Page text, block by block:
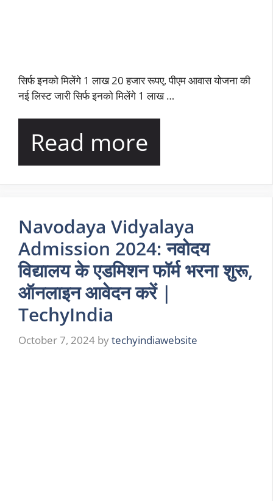
सिर्फ इनको मिलेंगे 1 लाख 20 हजार रूपए, पीएम आवास योजना की
नई लिस्ट जारी सिर्फ इनको मिलेंगे 1 लाख …
Read more
Navodaya Vidyalaya
Admission 2024: नवोदय
विद्यालय के एडमिशन फॉर्म भरना शुरू,
ऑनलाइन आवेदन करें |
TechyIndia
October 7, 2024 bytechyindiawebsite